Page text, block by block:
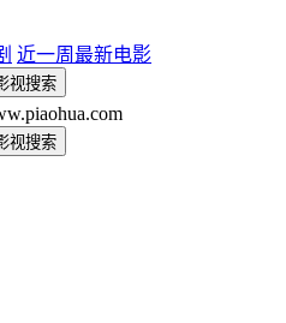
近一周最新电影